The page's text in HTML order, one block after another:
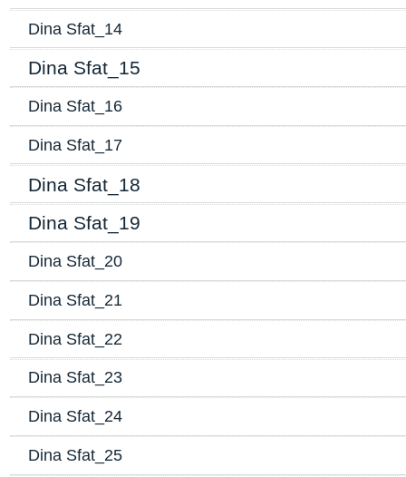
Dina Sfat_14
Dina Sfat_15
Dina Sfat_16
Dina Sfat_17
Dina Sfat_18
Dina Sfat_19
Dina Sfat_20
Dina Sfat_21
Dina Sfat_22
Dina Sfat_23
Dina Sfat_24
Dina Sfat_25